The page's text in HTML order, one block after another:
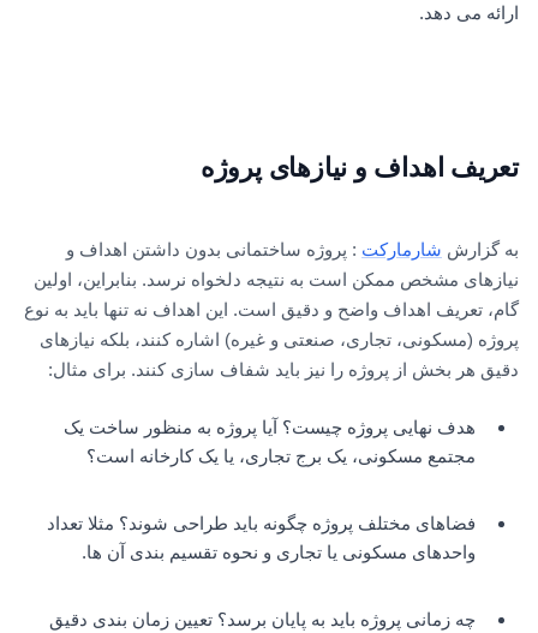
ارائه می دهد.
تعریف اهداف و نیازهای پروژه
به گزارش شارمارکت : پروژه ساختمانی بدون داشتن اهداف و
نیازهای مشخص ممکن است به نتیجه دلخواه نرسد. بنابراین، اولین
گام، تعریف اهداف واضح و دقیق است. این اهداف نه تنها باید به نوع
پروژه (مسکونی، تجاری، صنعتی و غیره) اشاره کنند، بلکه نیازهای
دقیق هر بخش از پروژه را نیز باید شفاف سازی کنند. برای مثال:
هدف نهایی پروژه چیست؟ آیا پروژه به منظور ساخت یک
مجتمع مسکونی، یک برج تجاری، یا یک کارخانه است؟
فضاهای مختلف پروژه چگونه باید طراحی شوند؟ مثلا تعداد
واحدهای مسکونی یا تجاری و نحوه تقسیم بندی آن ها.
چه زمانی پروژه باید به پایان برسد؟ تعیین زمان بندی دقیق